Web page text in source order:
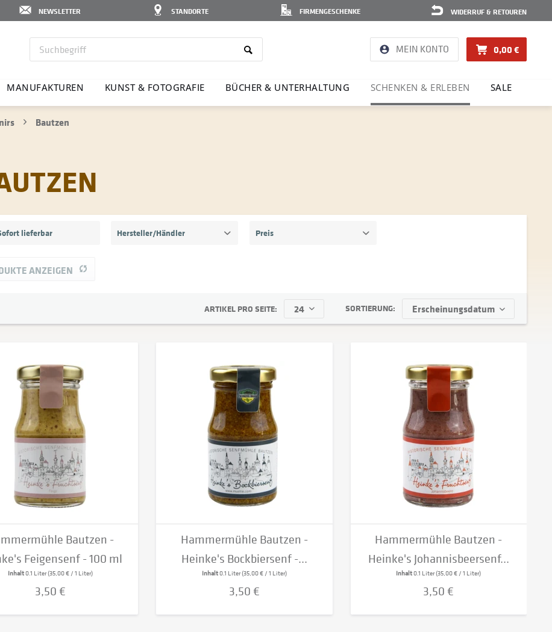
WIDERRUF & RETOUREN
FIRMENGESCHENKE
STANDORTE
NEWSLETTER
MEIN KONTO 0,00 €
MANU­FAK­TUREN KUNST & FOTO­GRAFIE BÜCHER & UNTER­HAL­TUNG SCHENKEN & ERLEBEN SALE
Bautzen
lieferbar Hersteller/Händler
DDV Sachsen GmbH
Eastprint - DS
Original Sächsisch - Städte-Merchandising
Preis
ANZEIGEN
SORTIERUNG:
ARTIKEL PRO SEITE:
Bautzen -
Feigensenf - 100 ml
Inhalt0.1 Liter(35,00 € / 1 Liter)
3,50 €
Hammermühle Bautzen -
Heinke's Bockbiersenf -...
Inhalt0.1 Liter(35,00 € / 1 Liter)
3,50 €
Hammermühle Bautzen -
Heinke's Johannisbeersenf...
Inhalt0.1 Liter(35,00 € / 1 Liter)
3,50 €